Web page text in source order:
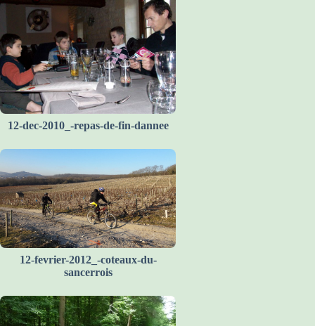
12-dec-2010_-repas-de-fin-dannee
12-fevrier-2012_-coteaux-du-
sancerrois